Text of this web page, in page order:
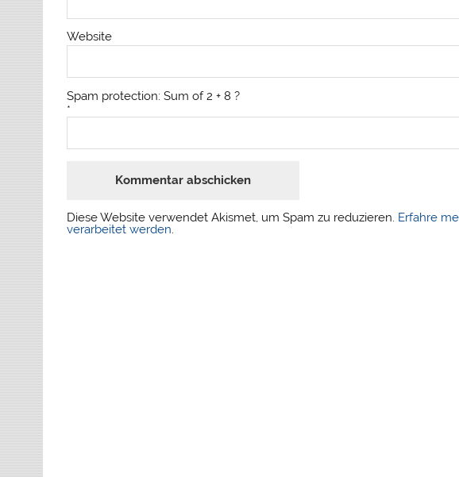
Website
Spam protection: Sum of 2 + 8 ?
*
Diese Website verwendet Akismet, um Spam zu reduzieren. Erfahre
verarbeitet werden.